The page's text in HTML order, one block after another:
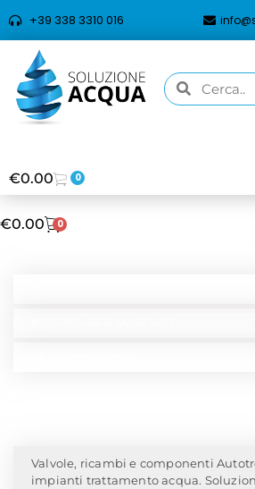
+39 338 3310 016
€0.00 0
€0.00 0
Valvole, ricambi e componenti
impianti trattamento acqua.